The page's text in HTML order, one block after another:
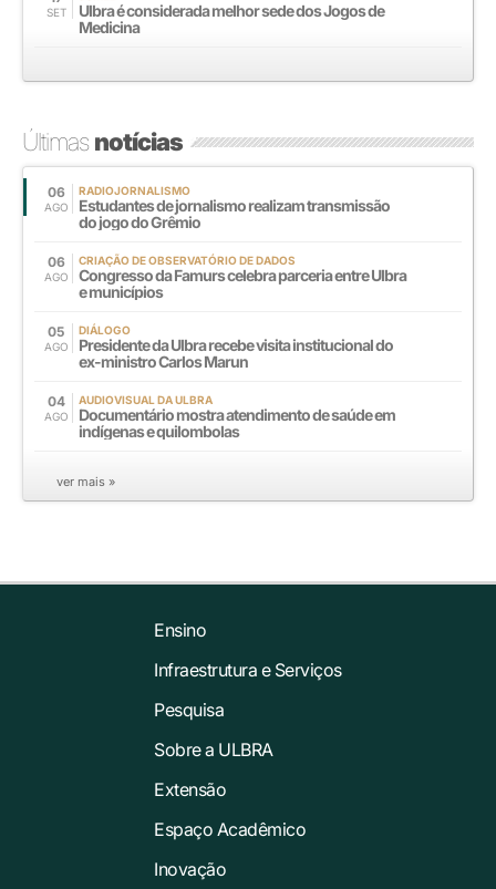
SET
Ulbra é considerada melhor sede dos Jogos de
Medicina
Últimasnotícias
06
AGO
RADIOJORNALISMO
Estudantes de jornalismo realizam transmissão
do jogo do Grêmio
06
AGO
CRIAÇÃO DE OBSERVATÓRIO DE DADOS
Congresso da Famurs celebra parceria entre Ulbra
e municípios
05
AGO
DIÁLOGO
Presidente da Ulbra recebe visita institucional do
ex-ministro Carlos Marun
04
AGO
AUDIOVISUAL DA ULBRA
Documentário mostra atendimento de saúde em
indígenas e quilombolas
ver mais »
Ensino
Infraestrutura e Serviços
Pesquisa
Sobre a ULBRA
Extensão
Espaço Acadêmico
Inovação